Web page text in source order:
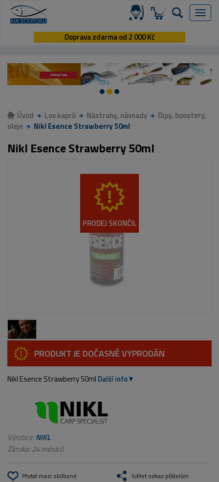
Menu
Doprava zdarma od 2 000 Kč
Úvod Lov kaprů Nástrahy, návnady
Dipy, boostery,
oleje
Nikl Esence Strawberry 50ml
Nikl Esence Strawberry 50ml
PRODEJ SKONČIL
PRODUKT JE DOČASNĚ VYPRODÁN
Nikl Esence Strawberry 50ml Další info
Výrobce:NIKL
Záruka: 24 měsíců
Přidat mezi oblíbené Sdílet odkaz přátelům